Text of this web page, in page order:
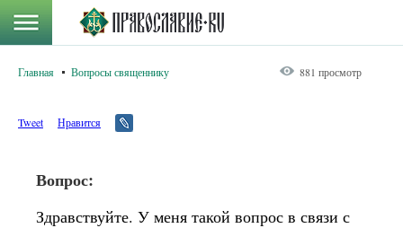
Главная Вопросы священнику 881 просмотр
Tweet Нравится
Вопрос:
Здравствуйте. У меня такой вопрос в связи с